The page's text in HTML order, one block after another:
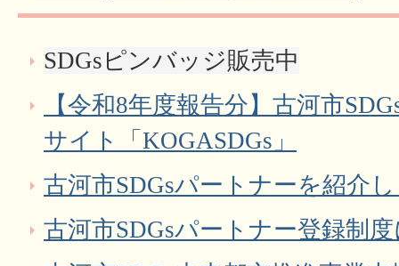
SDGsピンバッジ販売中
【令和8年度報告分】古河市
サイト「KOGASDGs」
古河市SDGsパートナーを紹介
古河市SDGsパートナー登録制